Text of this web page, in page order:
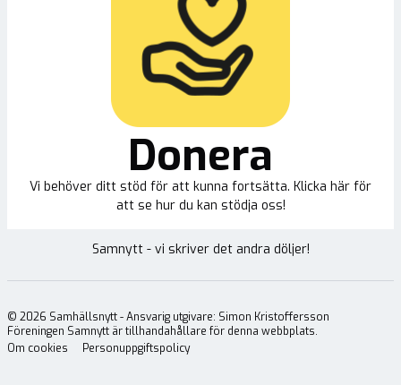
Donera
Vi behöver ditt stöd för att kunna fortsätta. Klicka här för
att se hur du kan stödja oss!
Samnytt - vi skriver det andra döljer!
© 2026 Samhällsnytt - Ansvarig utgivare: Simon Kristoffersson
Föreningen Samnytt är tillhandahållare för denna webbplats.
Om cookies
Personuppgiftspolicy